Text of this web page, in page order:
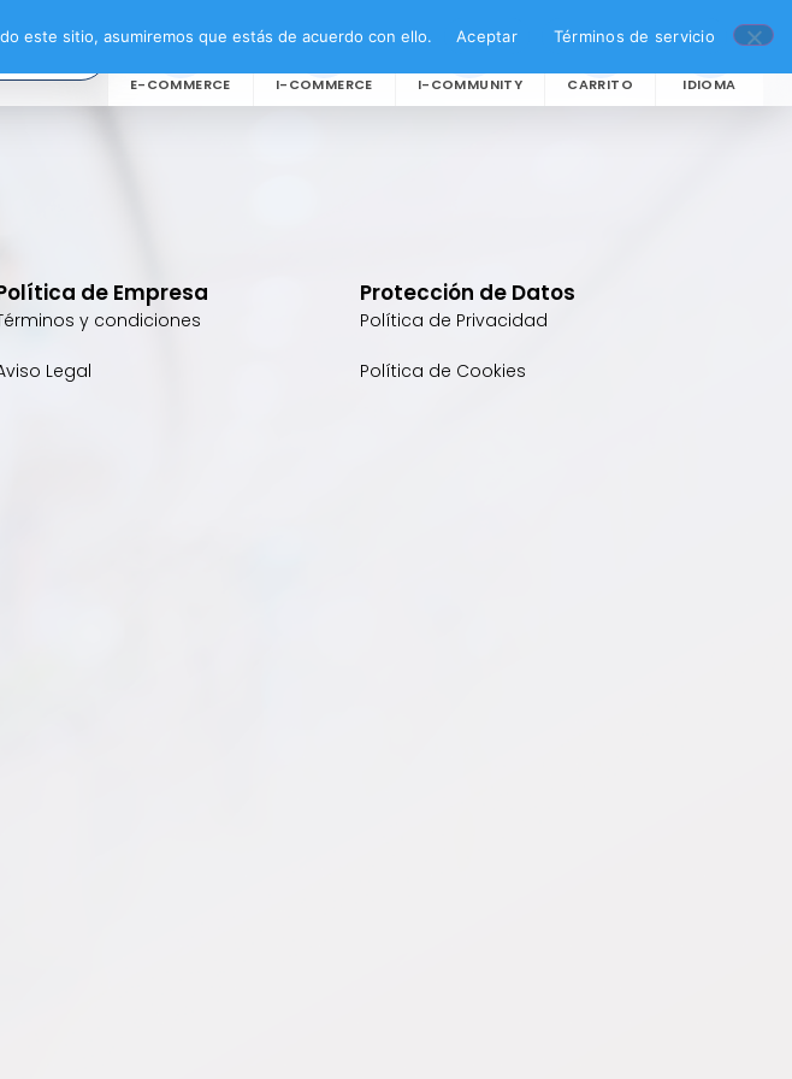
E-COMMERCE I-COMMERCE I-COMMUNITY CARRITO IDIOMA
de Empresa
y condiciones
Legal
Protección de Datos
Política de Privacidad
Política de Cookies
este sitio, asumiremos que estás de acuerdo con ello. Aceptar Términos de servicio